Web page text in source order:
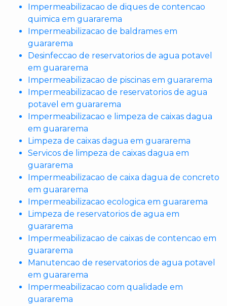
Impermeabilizacao de diques de contencao
quimica em guararema
Impermeabilizacao de baldrames em
guararema
Desinfeccao de reservatorios de agua potavel
em guararema
Impermeabilizacao de piscinas em guararema
Impermeabilizacao de reservatorios de agua
potavel em guararema
Impermeabilizacao e limpeza de caixas dagua
em guararema
Limpeza de caixas dagua em guararema
Servicos de limpeza de caixas dagua em
guararema
Impermeabilizacao de caixa dagua de concreto
em guararema
Impermeabilizacao ecologica em guararema
Limpeza de reservatorios de agua em
guararema
Impermeabilizacao de caixas de contencao em
guararema
Manutencao de reservatorios de agua potavel
em guararema
Impermeabilizacao com qualidade em
guararema